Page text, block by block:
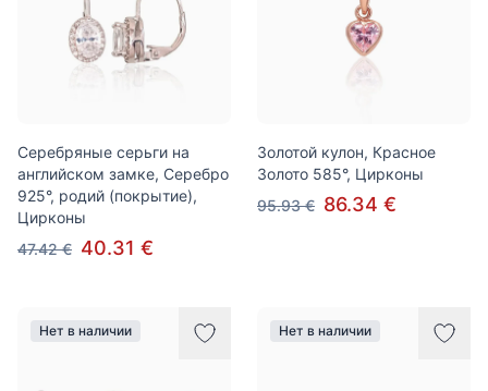
Серебряные серьги на
английском замке, Серебро
925°, родий (покрытие),
Цирконы
47.42 € 40.31 €
Золотой кулон, Красное
Золото 585°, Цирконы
95.93 € 86.34 €
Нет в наличии Нет в наличии